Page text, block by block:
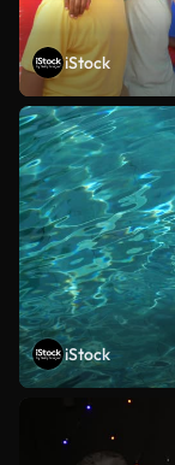
iStock
iStock